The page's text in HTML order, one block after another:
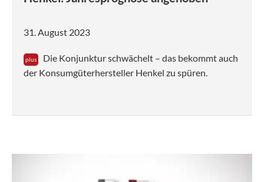
31. August 2023
Die Konjunktur schwächelt – das bekommt auch
der Konsumgüterhersteller Henkel zu spüren.